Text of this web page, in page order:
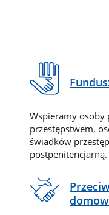
Wspieramy osoby
przestępstwem,
świadków
postpenitencjarną.